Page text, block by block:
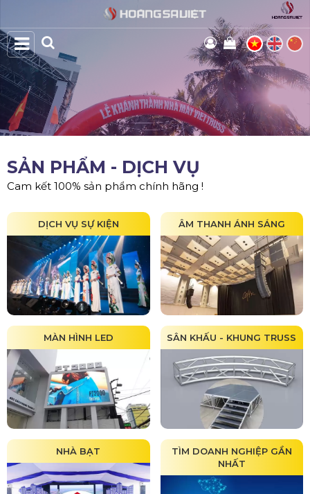
SẢN PHẨM - DỊCH VỤ
Cam kết 100% sản phẩm chính hãng !
DỊCH VỤ SỰ KIỆN ÂM THANH ÁNH SÁNG
MÀN HÌNH LED SÂN KHẤU - KHUNG TRUSS
NHÀ BẠT
TÌM DOANH NGHIỆP GẦN
NHẤT